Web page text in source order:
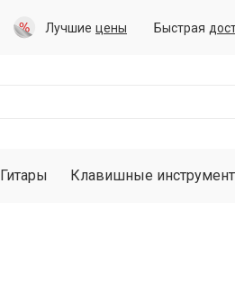
Лучшие цены Быстрая
Гитары Клавишные